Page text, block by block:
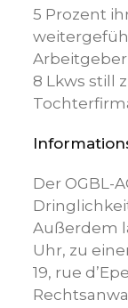
5 Prozent
8 Lkws still
Der OGBL-
Außerdem
Uhr, zu
19, rue